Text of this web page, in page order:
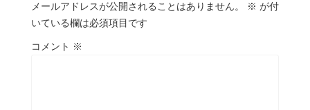
メールアドレスが公開されることはありません。 ※ が付
いている欄は必須項目です
コメント ※